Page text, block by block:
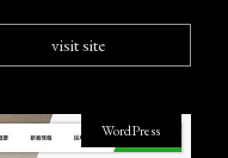
visit site
WordPress